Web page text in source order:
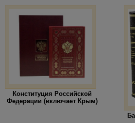
Конституция Российской
Федерации (включает Крым)